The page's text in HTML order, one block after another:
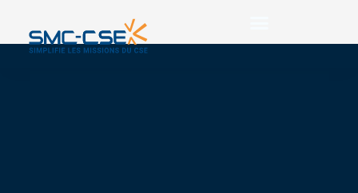
contenu